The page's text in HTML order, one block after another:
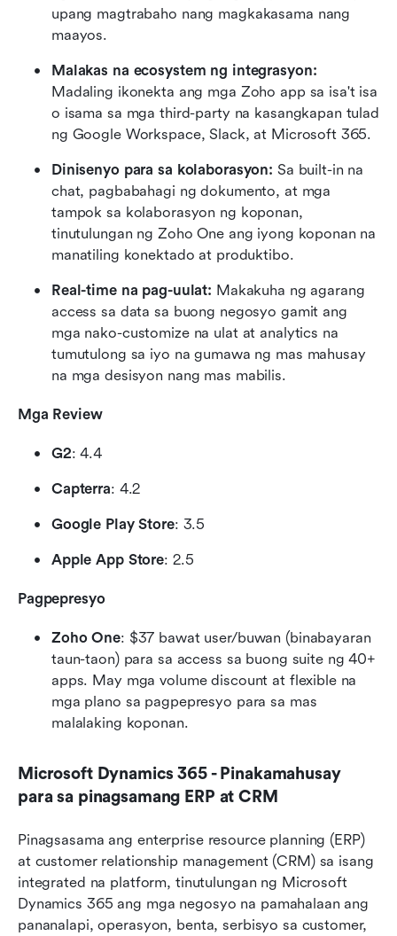
upang magtrabaho nang magkakasama nang
maayos.
Malakas na ecosystem ng integrasyon:
Madaling ikonekta ang mga Zoho app sa isa't isa
o isama sa mga third-party na kasangkapan tulad
ng Google Workspace, Slack, at Microsoft 365.
Dinisenyo para sa kolaborasyon: Sa built-in na
chat, pagbabahagi ng dokumento, at mga
tampok sa kolaborasyon ng koponan,
tinutulungan ng Zoho One ang iyong koponan na
manatiling konektado at produktibo.
Real-time na pag-uulat: Makakuha ng agarang
access sa data sa buong negosyo gamit ang
mga nako-customize na ulat at analytics na
tumutulong sa iyo na gumawa ng mas mahusay
na mga desisyon nang mas mabilis.
Mga Review
G2: 4.4
Capterra: 4.2
Google Play Store: 3.5
Apple App Store: 2.5
Pagpepresyo
Zoho One: $37 bawat user/buwan (binabayaran
taun-taon) para sa access sa buong suite ng 40+
apps. May mga volume discount at flexible na
mga plano sa pagpepresyo para sa mas
malalaking koponan.
Microsoft Dynamics 365 - Pinakamahusay
para sa pinagsamang ERP at CRM
Pinagsasama ang enterprise resource planning (ERP)
at customer relationship management (CRM) sa isang
integrated na platform, tinutulungan ng Microsoft
Dynamics 365 ang mga negosyo na pamahalaan ang
pananalapi, operasyon, benta, serbisyo sa customer,